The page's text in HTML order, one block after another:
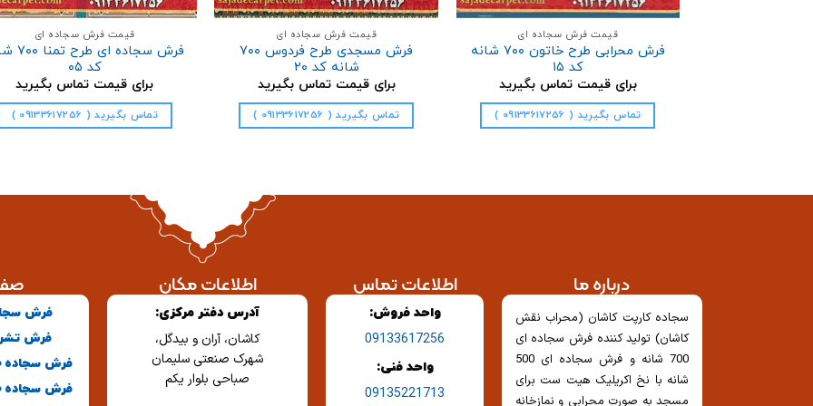
قیمت فرش سجاده ای
فرش محرابی طرح خاتون ۷۰۰ شانه
کد ۱۵
برای قیمت تماس بگیرید
تماس بگیرید ( 09133617256 )
قیمت فرش سجاده ای
فرش مسجدی طرح فردوس ۷۰۰
شانه کد ۲۰
برای قیمت تماس بگیرید
تماس بگیرید ( 09133617256 )
قیمت فرش سجاده ای
فرش سجاده ای
کد ۰۵
برای قیمت تماس بگیرید
تماس بگیرید ( 09133617256 )
درباره ما
سجاده کارپت کاشان (محراب نقش
کاشان) تولید کننده فرش سجاده ای
700 شانه و فرش سجاده ای 500
شانه با نخ اکریلیک هیت ست برای
مسجد به صورت محرابی و نمازخانه
اطلاعات تماس
واحد فروش:
09133617256
واحد فنی:
09135221713
اطلاعات مکان
آدرس دفتر مرکزی:
کاشان، آران و بیدگل،
شهرک صنعتی سلیمان
صباحی بلوار یکم
فرش
فرش
فرش سجاده 700 شانه
فرش سجاده 500 شانه